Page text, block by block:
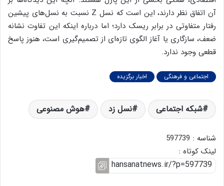
آن اتفاق نظر دارند، این است که نسل Z نسبت به نسل‌های پیشین
رفتار متفاوتی در برابر ریسک دارد؛ اما درباره اینکه این تفاوت نشانه
ضعف، سازگاری یا آغاز الگوی تازه‌ای از تصمیم‌گیری است، هنوز پاسخ
قطعی وجود ندارد.
اجتماعی و فرهنگی اخبار برگزیده
شبکه اجتماعی نسل زد هوش مصنوعی
شناسه : 597739
لینک کوتاه :